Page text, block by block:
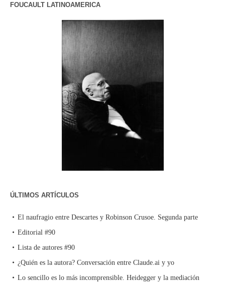
FOUCAULT LATINOAMERICA
ÚLTIMOS ARTÍCULOS
El naufragio entre Descartes y Robinson Crusoe. Segunda parte
Editorial #90
Lista de autores #90
¿Quién es la autora? Conversación entre Claude.ai y yo
Lo sencillo es lo más incomprensible. Heidegger y la mediación